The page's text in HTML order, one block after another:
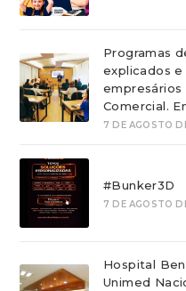
Programas
explicados
empresários
Comercial.
7 DE AGOSTO
#Bunker3D
7 DE AGOSTO
Hospital
Unimed